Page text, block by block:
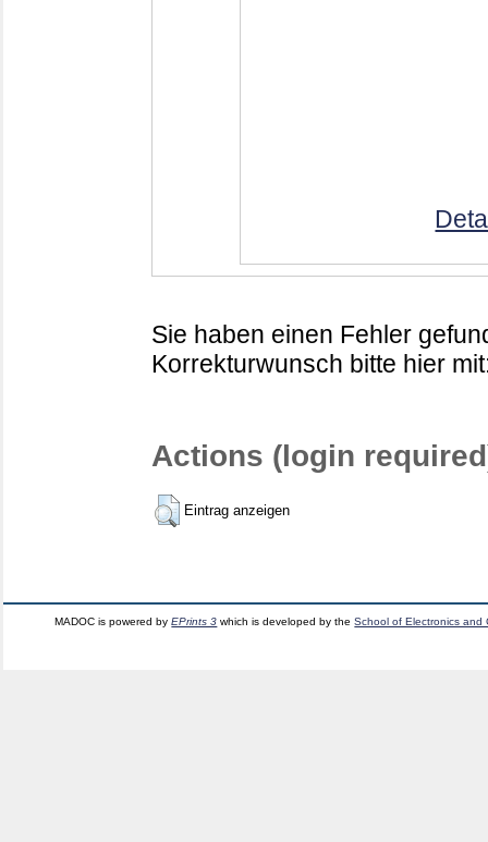
Sie haben einen Fehler
Korrekturwunsch bitte hier
Actions (login
Eintrag anzeigen
MADOC is powered byEPrints 3 which is developed by theSchool of Electronics and